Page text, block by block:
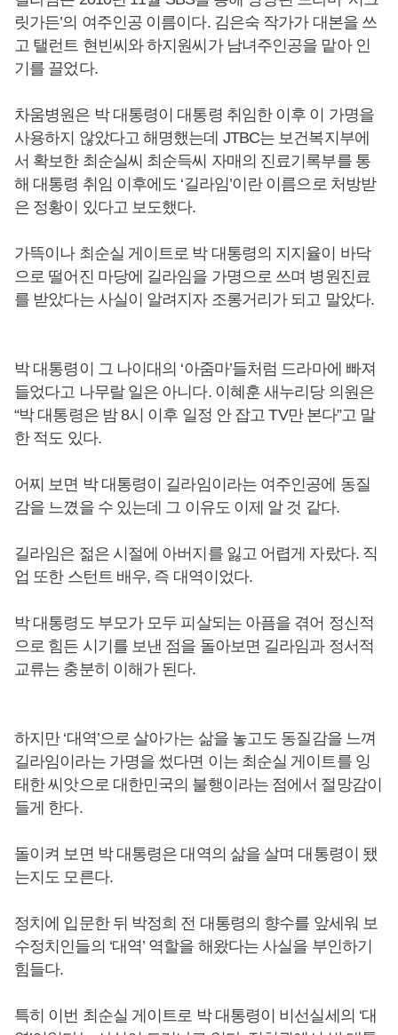
릿가든’의 여주인공 이름이다. 김은숙 작가가 대본을 쓰
고 탤런트 현빈씨와 하지원씨가 남녀주인공을 맡아 인
기를 끌었다.
차움병원은 박 대통령이 대통령 취임한 이후 이 가명을
사용하지 않았다고 해명했는데 JTBC는 보건복지부에
서 확보한 최순실씨 최순득씨 자매의 진료기록부를 통
해 대통령 취임 이후에도 ‘길라임’이란 이름으로 처방받
은 정황이 있다고 보도했다.
가뜩이나 최순실 게이트로 박 대통령의 지지율이 바닥
으로 떨어진 마당에 길라임을 가명으로 쓰며 병원진료
를 받았다는 사실이 알려지자 조롱거리가 되고 말았다.
박 대통령이 그 나이대의 ‘아줌마’들처럼 드라마에 빠져
들었다고 나무랄 일은 아니다. 이혜훈 새누리당 의원은
“박 대통령은 밤 8시 이후 일정 안 잡고 TV만 본다”고 말
한 적도 있다.
어찌 보면 박 대통령이 길라임이라는 여주인공에 동질
감을 느꼈을 수 있는데 그 이유도 이제 알 것 같다.
길라임은 젊은 시절에 아버지를 잃고 어렵게 자랐다. 직
업 또한 스턴트 배우, 즉 대역이었다.
박 대통령도 부모가 모두 피살되는 아픔을 겪어 정신적
으로 힘든 시기를 보낸 점을 돌아보면 길라임과 정서적
교류는 충분히 이해가 된다.
하지만 ‘대역’으로 살아가는 삶을 놓고도 동질감을 느껴
길라임이라는 가명을 썼다면 이는 최순실 게이트를 잉
태한 씨앗으로 대한민국의 불행이라는 점에서 절망감이
들게 한다.
돌이켜 보면 박 대통령은 대역의 삶을 살며 대통령이 됐
는지도 모른다.
정치에 입문한 뒤 박정희 전 대통령의 향수를 앞세워 보
수정치인들의 ‘대역’ 역할을 해왔다는 사실을 부인하기
힘들다.
특히 이번 최순실 게이트로 박 대통령이 비선실세의 ‘대